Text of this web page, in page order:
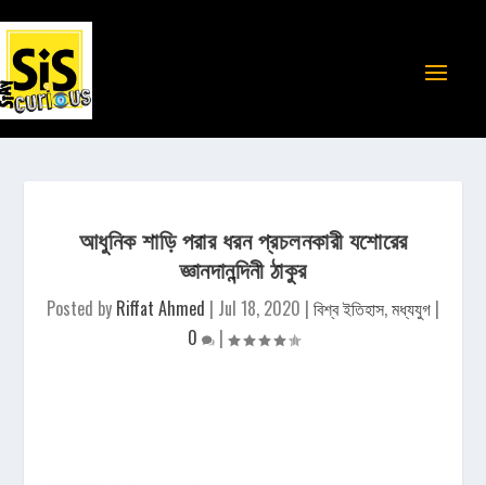
আধুনিক শাড়ি পরার ধরন প্রচলনকারী যশোরের
জ্ঞানদানন্দিনী ঠাকুর
Posted by Riffat Ahmed | Jul 18, 2020 | বিশ্ব ইতিহাস,মধ্যযুগ |
0
|